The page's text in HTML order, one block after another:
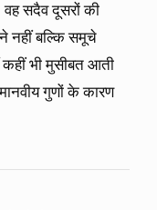
सदैव दूसरों की
नहीं बल्कि समूचे
कहीं भी मुसीबत आती
गुणों के कारण